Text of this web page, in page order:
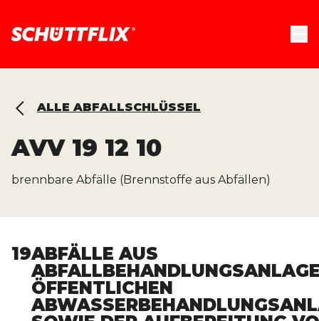
ALLE ABFALLSCHLÜSSEL
AVV 19 12 10
brennbare Abfälle (Brennstoffe aus Abfällen)
19ABFÄLLE AUS
ÖFFENTLICHEN